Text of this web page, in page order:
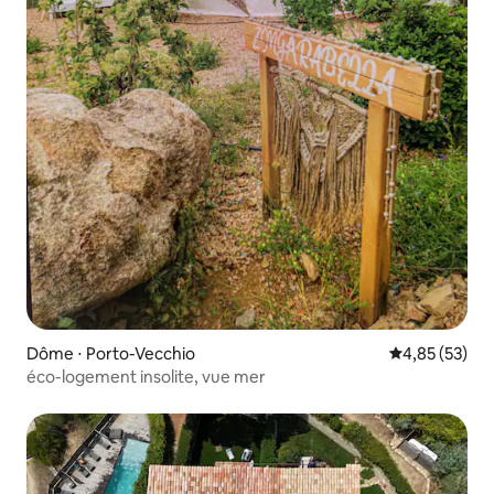
Dôme ⋅ Porto-Vecchio Évaluation
4,85 (53)
éco-logement insolite, vue mer